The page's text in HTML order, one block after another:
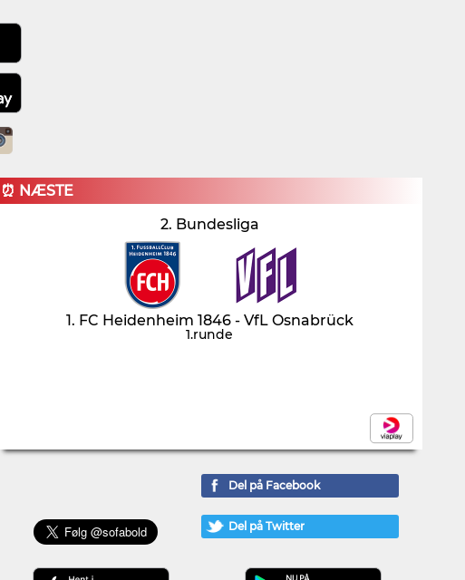
⏰ NÆSTE
2. Bundesliga
1. FC Heidenheim 1846 - VfL Osnabrück
1.runde
Del på Facebook
Del på Twitter